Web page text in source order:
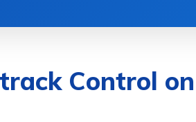
Control